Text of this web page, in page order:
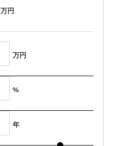
万円
万円
%
年